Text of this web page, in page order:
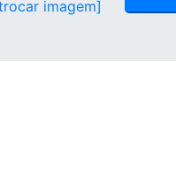
imagem]